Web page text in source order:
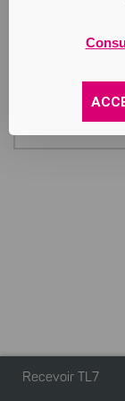
Société par
Siège social : 2
949 185 284
Activité : bar-
Recevoir TL7